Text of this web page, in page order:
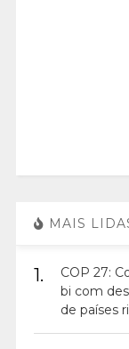
MAIS
1.
COP 27:
bi com
de países